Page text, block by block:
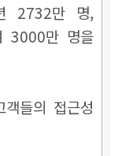
2732만 명,
3000만 명을
들의 접근성